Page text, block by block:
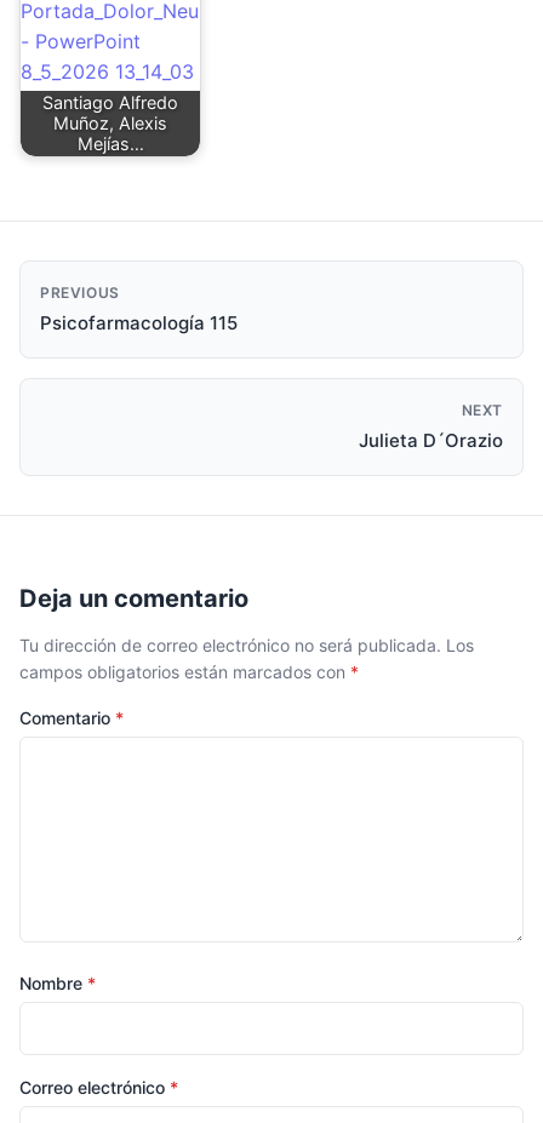
Santiago Alfredo
Muñoz, Alexis
Mejías…
PREVIOUS
Psicofarmacología 115
NEXT
Julieta D´Orazio
Deja un comentario
Tu dirección de correo electrónico no será publicada. Los
campos obligatorios están marcados con *
Comentario *
Nombre *
Correo electrónico *